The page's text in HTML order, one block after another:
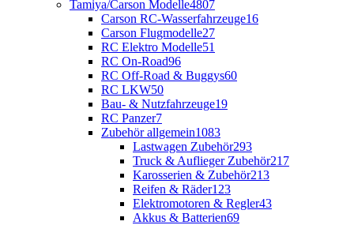
Tamiya/Carson Modelle4807
Carson RC-Wasserfahrzeuge16
Carson Flugmodelle27
RC Elektro Modelle51
RC On-Road96
RC Off-Road & Buggys60
RC LKW50
Bau- & Nutzfahrzeuge19
RC Panzer7
Zubehör allgemein1083
Lastwagen Zubehör293
Truck & Auflieger Zubehör217
Karosserien & Zubehör213
Reifen & Räder123
Elektromotoren & Regler43
Akkus & Batterien69